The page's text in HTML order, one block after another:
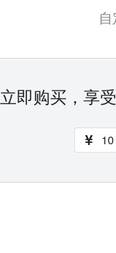
立即购买，享
10